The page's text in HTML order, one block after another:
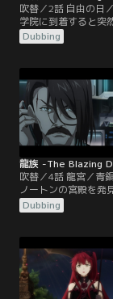
吹替／2話 自由の日
学院に到着すると突
闘に巻き込まれる。
フェイだが目の前で
始する。この二人こ
力である獅子心会と
ーダー、チュー・ズ
ー・ガットゥーゾで
Dubbing
吹替／4話 龍宮／青
ノートンの宮殿を発
ョンと亜紀は、龍骨
中に入るが逆に閉じ
はA級以上の学生た
ルートを導くために
龍文を解読させよう
Dubbing